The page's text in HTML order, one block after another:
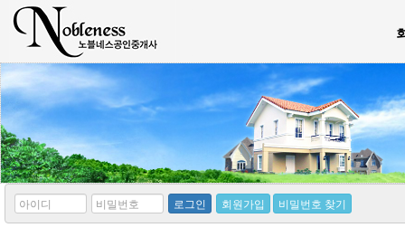
*
아
*
비
로그인 회원가입 비밀번호 찾기